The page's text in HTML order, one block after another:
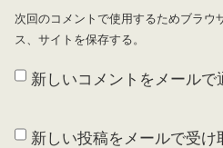
次回のコメントで使用するためブラウ
ス、サイトを保存する。
新しいコメントをメールで
新しい投稿をメールで受け